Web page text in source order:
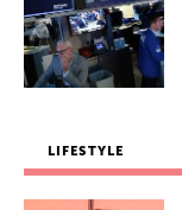
LIFESTYLE